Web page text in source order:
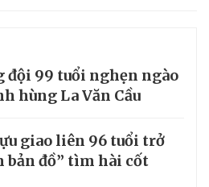
đội 99 tuổi nghẹn ngào
hùng La Văn Cầu
giao liên 96 tuổi trở
bản đồ” tìm hài cốt